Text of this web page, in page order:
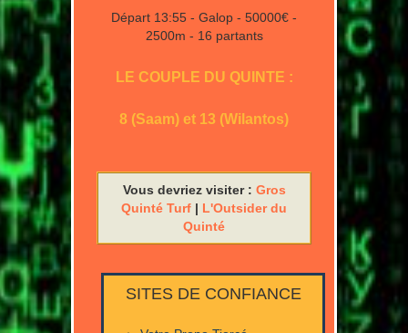
Départ 13:55 - Galop - 50000€ -
2500m - 16 partants
LE COUPLE DU QUINTE :
8 (Saam) et 13 (Wilantos)
Vous devriez visiter : Gros
Quinté Turf | L'Outsider du
Quinté
SITES DE CONFIANCE